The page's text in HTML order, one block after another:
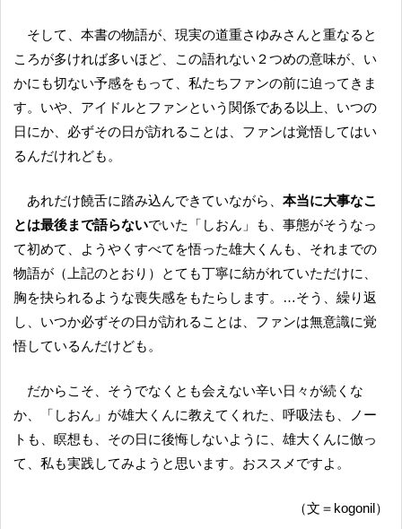
そして、本書の物語が、現実の道重さゆみさんと重なると
ころが多ければ多いほど、この語れない２つめの意味が、い
かにも切ない予感をもって、私たちファンの前に迫ってきま
す。いや、アイドルとファンという関係である以上、いつの
日にか、必ずその日が訪れることは、ファンは覚悟してはい
るんだけれども。
あれだけ饒舌に踏み込んできていながら、本当に大事なこ
とは最後まで語らないでいた「しおん」も、事態がそうなっ
て初めて、ようやくすべてを悟った雄大くんも、それまでの
物語が（上記のとおり）とても丁寧に紡がれていただけに、
胸を抉られるような喪失感をもたらします。…そう、繰り返
し、いつか必ずその日が訪れることは、ファンは無意識に覚
悟しているんだけども。
だからこそ、そうでなくとも会えない辛い日々が続くな
か、「しおん」が雄大くんに教えてくれた、呼吸法も、ノー
トも、瞑想も、その日に後悔しないように、雄大くんに倣っ
て、私も実践してみようと思います。おススメですよ。
（文＝kogonil）